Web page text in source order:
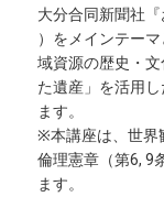
大分合同新聞社
）をメインテー
域資源の歴史・
た遺産」を活用
ます。
※本講座は、世界
倫理憲章（第6, 9
ます。